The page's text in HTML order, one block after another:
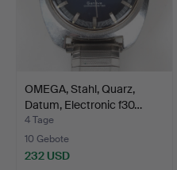
OMEGA, Stahl, Quarz,
Datum, Electronic f30…
4 Tage
10 Gebote
232 USD